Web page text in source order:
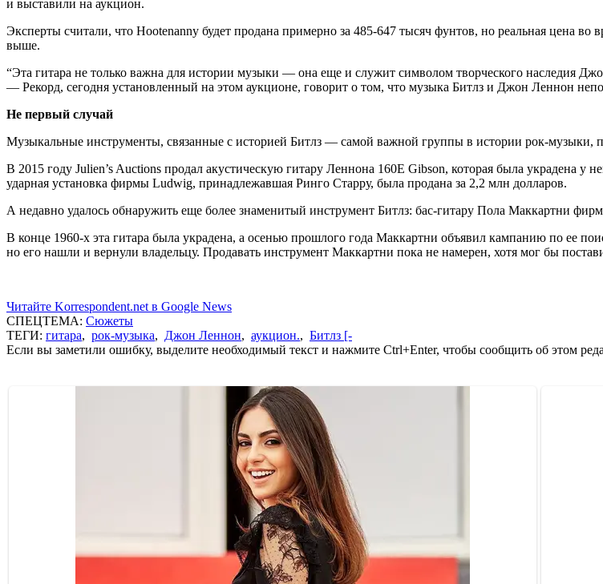
и выставили на аукцион.
Эксперты считали, что Hootenanny будет продана примерно за 485-647 тысяч фунтов, но реальная цена
выше.
“Эта гитара не только важна для истории музыки — она еще и служит символом творческого наследия
— Рекорд, сегодня установленный на этом аукционе, говорит о том, что музыка Битлз и Джон Леннон
Не первый случай
Музыкальные инструменты, связанные с историей Битлз — самой важной группы в истории рок-музыки,
В 2015 году Julien’s Auctions продал акустическую гитару Леннона 160E Gibson, которая была украдена у
ударная установка фирмы Ludwig, принадлежавшая Ринго Старру, была продана за 2,2 млн долларов.
А недавно удалось обнаружить еще более знаменитый инструмент Битлз: бас-гитару Пола Маккартни
В конце 1960-х эта гитара была украдена, а осенью прошлого года Маккартни объявил кампанию по ее
но его нашли и вернули владельцу. Продавать инструмент Маккартни пока не намерен, хотя мог бы
Читайте Korrespondent.net в Google News
СПЕЦТЕМА: Сюжеты
ТЕГИ: гитара, рок-музыка, Джон Леннон, аукцион., Битлз [-
Если вы заметили ошибку, выделите необходимый текст и нажмите Ctrl+Enter, чтобы сообщить об этом